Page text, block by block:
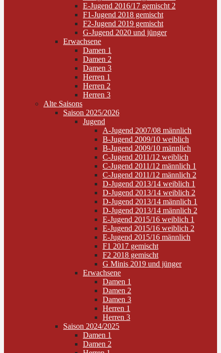
E-Jugend 2016/17 gemischt 2
F1-Jugend 2018 gemischt
F2-Jugend 2019 gemischt
G-Jugend 2020 und jünger
Erwachsene
Damen 1
Damen 2
Damen 3
Herren 1
Herren 2
Herren 3
Alte Saisons
Saison 2025/2026
Jugend
A-Jugend 2007/08 männlich
B-Jugend 2009/10 weiblich
B-Jugend 2009/10 männlich
C-Jugend 2011/12 weiblich
C-Jugend 2011/12 männlich 1
C-Jugend 2011/12 männlich 2
D-Jugend 2013/14 weiblich 1
D-Jugend 2013/14 weiblich 2
D-Jugend 2013/14 männlich 1
D-Jugend 2013/14 männlich 2
E-Jugend 2015/16 weiblich 1
E-Jugend 2015/16 weiblich 2
E-Jugend 2015/16 männlich
F1 2017 gemischt
F2 2018 gemischt
G Minis 2019 und jünger
Erwachsene
Damen 1
Damen 2
Damen 3
Herren 1
Herren 3
Saison 2024/2025
Damen 1
Damen 2